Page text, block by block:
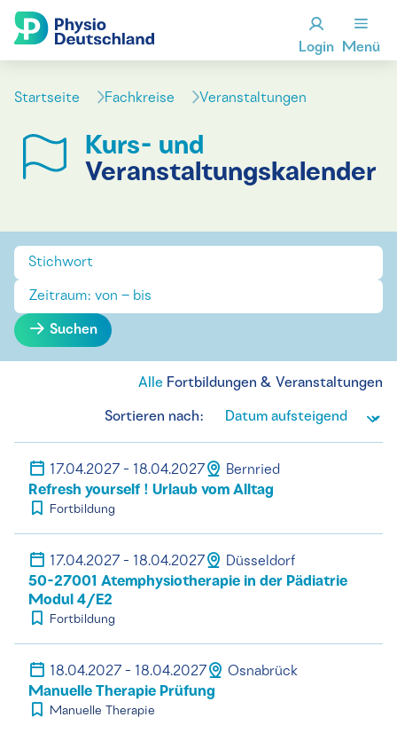
Login Menü
Startseite Fachkreise Veranstaltungen
Kurs- und
Veranstaltungskalender
Suchen
Alle Fortbildungen & Veranstaltungen
Sortieren nach:
17.04.2027 - 18.04.2027 Bernried
Refresh yourself ! Urlaub vom Alltag
Fortbildung
17.04.2027 - 18.04.2027 Düsseldorf
50-27001 Atemphysiotherapie in der Pädiatrie
Modul 4/E2
Fortbildung
18.04.2027 - 18.04.2027 Osnabrück
Manuelle Therapie Prüfung
Manuelle Therapie